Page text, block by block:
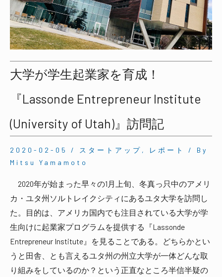
大学が学生起業家を育成！
『Lassonde Entrepreneur Institute
(University of Utah)』訪問記
2020-02-05 / スタートアップ , レポート
/ By
Mitsu Yamamoto
2020年が始まった早々の1月上旬、冬真っ只中のアメリ
カ・ユタ州ソルトレイクシティにあるユタ大学を訪問し
た。目的は、アメリカ国内でも注目されている大学が学
生向けに起業家プログラムを提供する『Lassonde
Entrepreneur Institute』を見ることである。どちらかとい
うと田舎、とも言えるユタ州の州立大学が一体どんな取
り組みをしているのか？という正直なところ半信半疑の